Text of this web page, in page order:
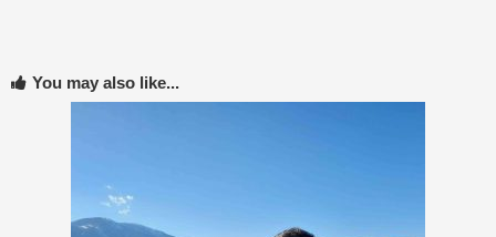
You may also like...